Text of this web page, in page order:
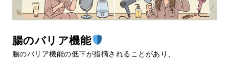
腸のバリア機能
腸のバリア機能の低下が指摘されることがあり、